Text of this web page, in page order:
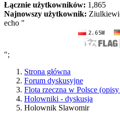
Łącznie użytkowników: 1,865
Najnowszy użytkownik:
echo "
";
Strona główna
Forum dyskusyjne
Flota rzeczna w Polsce
Holowniki - dyskusja
Holownik Slawomir